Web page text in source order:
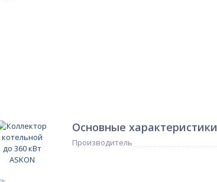
Основные характеристики
Производитель